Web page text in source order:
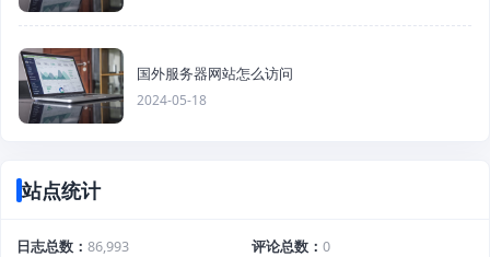
国外服务器网站怎么访问
2024-05-18
站点统计
日志总数 86,993 评论总数
0